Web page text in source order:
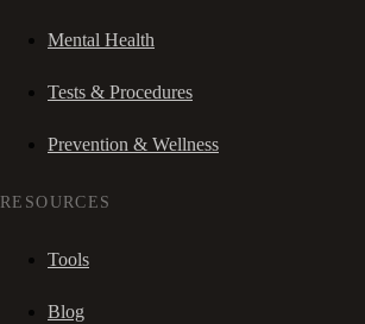
Mental Health
Tests & Procedures
Prevention & Wellness
RESOURCES
Tools
Blog